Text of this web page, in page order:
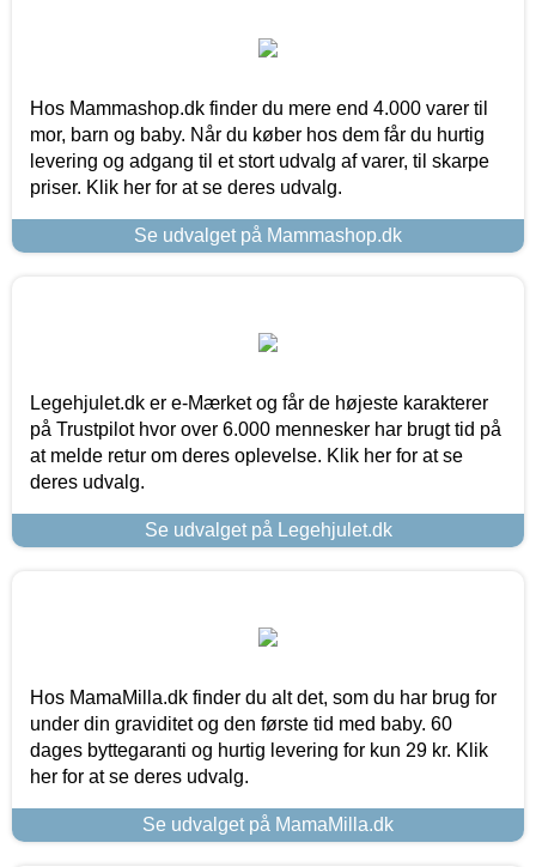
Hos Mammashop.dk finder du mere end 4.000 varer til
mor, barn og baby. Når du køber hos dem får du hurtig
levering og adgang til et stort udvalg af varer, til skarpe
priser. Klik her for at se deres udvalg.
Se udvalget på Mammashop.dk
Legehjulet.dk er e-Mærket og får de højeste karakterer
på Trustpilot hvor over 6.000 mennesker har brugt tid på
at melde retur om deres oplevelse. Klik her for at se
deres udvalg.
Se udvalget på Legehjulet.dk
Hos MamaMilla.dk finder du alt det, som du har brug for
under din graviditet og den første tid med baby. 60
dages byttegaranti og hurtig levering for kun 29 kr. Klik
her for at se deres udvalg.
Se udvalget på MamaMilla.dk